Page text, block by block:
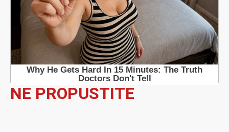
NE PROPUSTITE